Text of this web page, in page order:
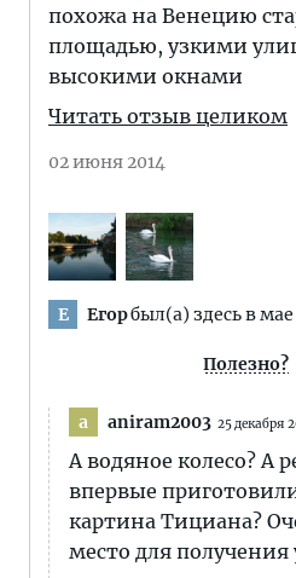
похожа на Венецию
площадью, узкими
высокими окнами
Читать отзыв целиком
02 июня 2014
Е Егорбыл(а) здесь в мае
Полезно?
a aniram2003 25 декабря
А водяное колесо? А
впервые
картина Тициана?
место для получения